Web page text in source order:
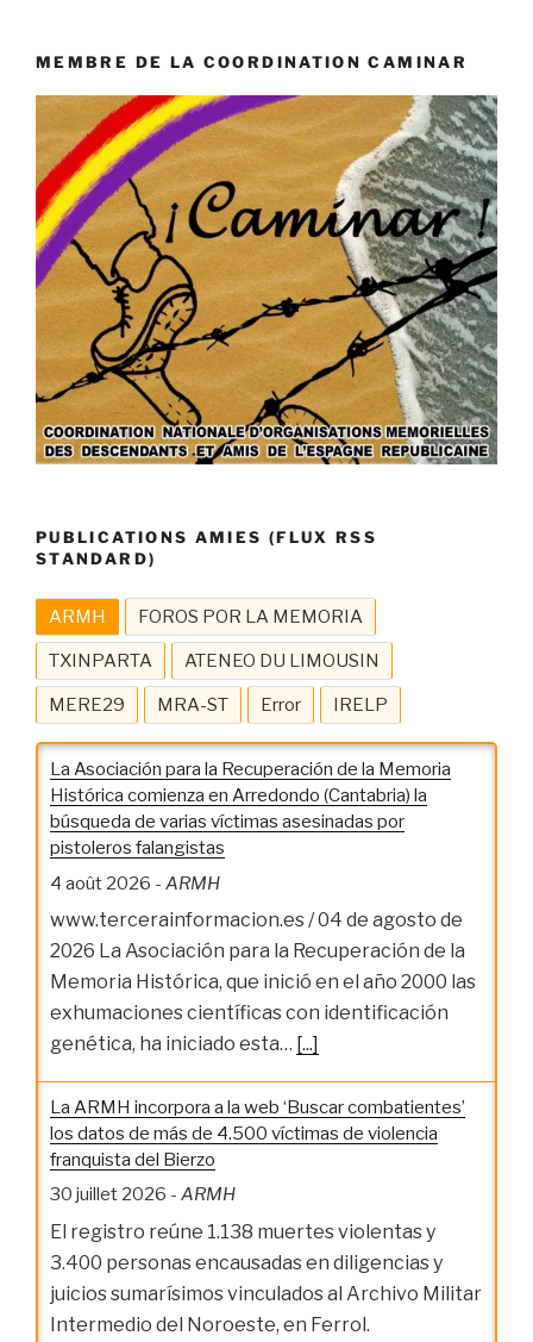
MEMBRE DE LA COORDINATION CAMINAR
PUBLICATIONS AMIES (FLUX RSS
STANDARD)
ARMH FOROS POR LA MEMORIA
TXINPARTA ATENEO DU LIMOUSIN
MERE29 MRA-ST Error IRELP
La Asociación para la Recuperación de la Memoria
Histórica comienza en Arredondo (Cantabria) la
búsqueda de varias víctimas asesinadas por
pistoleros falangistas
4 août 2026 - ARMH
www.tercerainformacion.es / 04 de agosto de
2026 La Asociación para la Recuperación de la
Memoria Histórica, que inició en el año 2000 las
exhumaciones científicas con identificación
genética, ha iniciado esta… [...]
La ARMH incorpora a la web ‘Buscar combatientes’
los datos de más de 4.500 víctimas de violencia
franquista del Bierzo
30 juillet 2026 - ARMH
El registro reúne 1.138 muertes violentas y
3.400 personas encausadas en diligencias y
juicios sumarísimos vinculados al Archivo Militar
Intermedio del Noroeste, en Ferrol.